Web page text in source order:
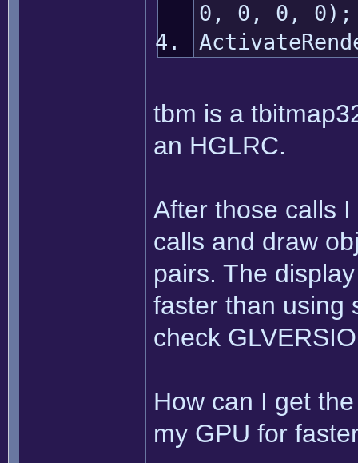
0, 0, 0, 0);
tbm is a
an HGLRC.
After those calls
calls and draw
pairs. The
faster than using
check
How can I get
my GPU for